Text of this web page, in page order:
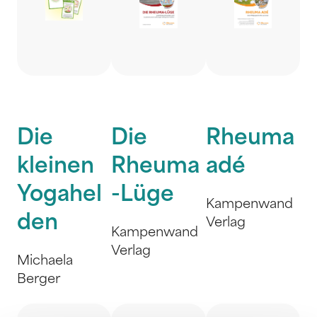
Die
kleinen
Yogahel
den
Michaela
Berger
Die
Rheuma
-Lüge
Kampenwand
Verlag
Rheuma
adé
Kampenwand
Verlag